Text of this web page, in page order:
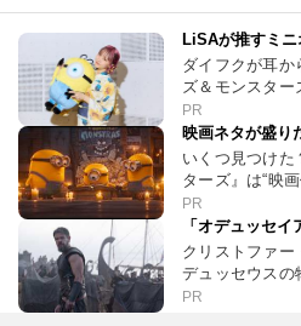
LiSAが推すミニ
ダイフクが耳か
ズ＆モンスター
PR
映画ネタが盛り
いくつ見つけた
ターズ』は“映
PR
「オデュッセイ
クリストファー
デュッセウスの
PR